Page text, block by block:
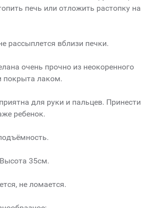
печь или отложить растопку на
рассыплется вблизи печки.
очень прочно из неокоренного
покрыта лаком.
для руки и пальцев. Принести
ребенок.
35см.
не ломается.